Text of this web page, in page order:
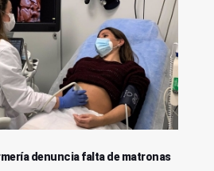
denuncia falta de matronas